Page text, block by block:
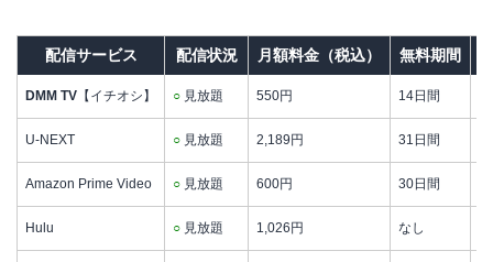
配信サービス 配信状況 月額料金（税込） 無料期間
DMM TV 【イチオシ】 ○ 見放題 550円 14日間
U-NEXT ○ 見放題 2,189円 31日間
Amazon Prime Video ○ 見放題 600円 30日間
Hulu ○ 見放題 1,026円 なし